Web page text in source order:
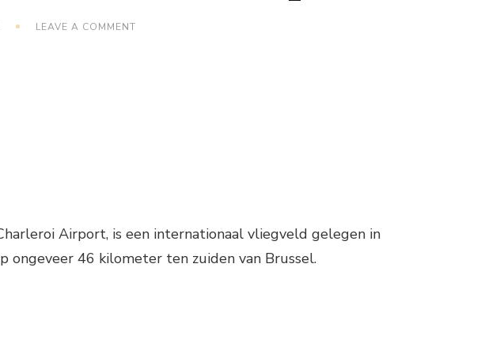
LEAVE A COMMENT
Airport, is een internationaal vliegveld gelegen in
ongeveer 46 kilometer ten zuiden van Brussel.